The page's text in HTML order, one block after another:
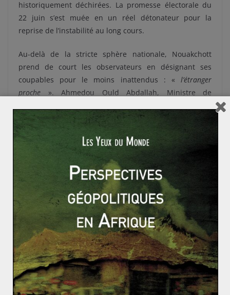
historiquement déchirées. La promesse électorale du
22 juin s’est muée en un réel détonateur pour la
reprise de l’instabilité au long cours.
Au-delà de la stricte sphère nationale, Nouakchott
prend de court les observateurs en désignant ses
coupables pour le moins inattendus : « l’étranger
proche ». Ahmedou Ould Abdallah, Ministre de
voisins
». Cette position se voit renforcée par la
convocation de trois représentants par le Ministre des
affaires étrangères. Ismael Ould Cheikh Ahmed reçoit
en ce sens les ambassadeurs gambien, malien et
sénégalais à des fins de « justification » sur la présence
d’étrangers présumée dans les manifestations. Malgré
cet imbroglio généralisé, la Céni déclare bel et bien
Mohamed Ould Ghazouani vainqueur de l’élection
présidentielle avec 52,01% des voix le 1erjuillet 2019.
Ou quand la promesse d’un changement devient celle
d’une situation sclérosée.